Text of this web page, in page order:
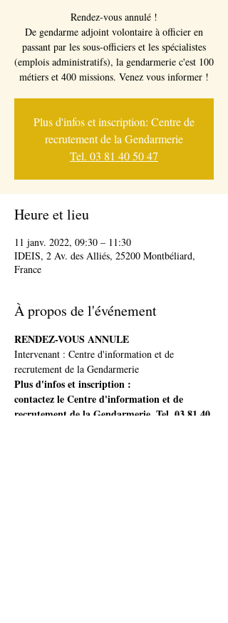
Rendez-vous annulé !
De gendarme adjoint volontaire à officier en
passant par les sous-officiers et les spécialistes
(emplois administratifs), la gendarmerie c'est 100
métiers et 400 missions. Venez vous informer !
Plus d'infos et inscription: Centre de
recrutement de la Gendarmerie
Tel. 03 81 40 50 47
Heure et lieu
11 janv. 2022, 09:30 – 11:30
IDEIS, 2 Av. des Alliés, 25200 Montbéliard,
France
À propos de l'événement
RENDEZ-VOUS ANNULE
Intervenant : Centre d'information et de
recrutement de la Gendarmerie
Plus d'infos et inscription :
contactez le Centre d'information et de
recrutement de la Gendarmerie. Tel. 03 81 40